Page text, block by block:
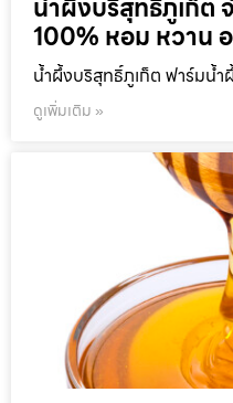
น้ำผึ้งบริสุทธิ์ภูเก็ต
100% หอม หวาน
น้ำผึ้งบริสุทธิ์ภูเก็ต ฟาร์มน้ำ
ดูเพิ่มเติม »